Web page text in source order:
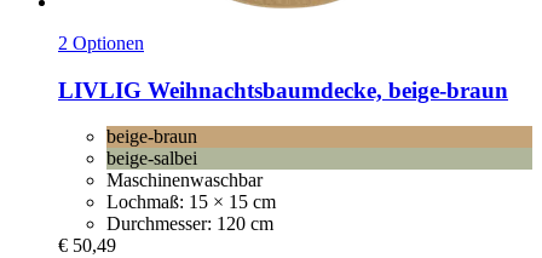
2 Optionen
LIVLIG Weihnachtsbaumdecke, beige-​braun
beige-braun
beige-salbei
Maschinenwaschbar
Lochmaß: 15 × 15 cm
Durchmesser: 120 cm
€ 50,49